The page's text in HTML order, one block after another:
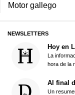
Motor gallego
NEWSLETTERS
Hoy en
La
hora de la
Al final
Un